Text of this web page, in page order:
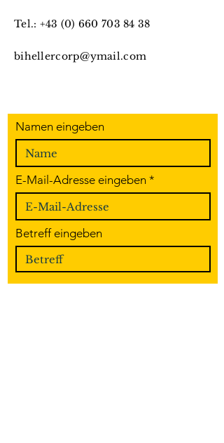
Tel.: +43 (0) 660 703 84 38
bihellercorp@ymail.com
Namen eingeben
E-Mail-Adresse eingeben
Betreff eingeben